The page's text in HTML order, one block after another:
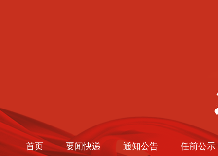
首页 要闻快递 通知公告 任前公示